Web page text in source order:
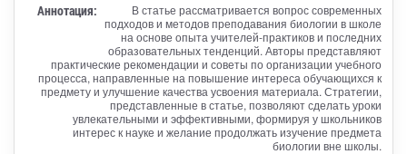
Аннотация:
В статье рассматривается вопрос современных
подходов и методов преподавания биологии в школе
на основе опыта учителей-практиков и последних
образовательных тенденций. Авторы представляют
практические рекомендации и советы по организации учебного
процесса, направленные на повышение интереса обучающихся к
предмету и улучшение качества усвоения материала. Стратегии,
представленные в статье, позволяют сделать уроки
увлекательными и эффективными, формируя у школьников
интерес к науке и желание продолжать изучение предмета
биологии вне школы.